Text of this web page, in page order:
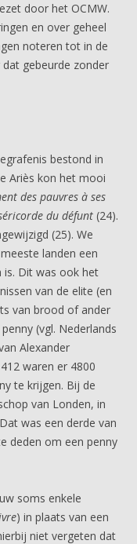
door het OCMW.
en over geheel
noteren tot in de
gebeurde zonder
bestond in
Ariès kon het mooi
des pauvres à ses
du défunt (24).
(25). We
landen een
is. Dit was ook het
van de elite (en
van brood of ander
(vgl. Nederlands
Alexander
waren er 4800
te krijgen. Bij de
van Londen, in
was een derde van
deden om een penny
soms enkele
) in plaats van een
niet vergeten dat